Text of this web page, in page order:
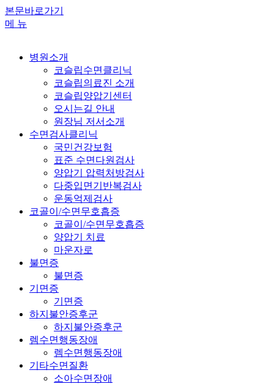
본문바로가기
메 뉴
병원소개
코슬립수면클리닉
코슬립의료진 소개
코슬립양압기센터
오시는길 안내
원장님 저서소개
수면검사클리닉
국민건강보험
표준 수면다원검사
양압기 압력처방검사
다중입면기반복검사
운동억제검사
코골이/수면무호흡증
코골이/수면무호흡증
양압기 치료
마운자로
불면증
불면증
기면증
기면증
하지불안증후군
하지불안증후군
렘수면행동장애
렘수면행동장애
기타수면질환
소아수면장애